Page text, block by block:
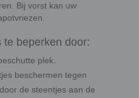
Bij vorst kan uw
te beperken door:
plek.
beschermen tegen
de steentjes aan de